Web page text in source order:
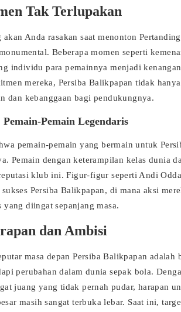
Tak Terlupakan
Anda rasakan saat menonton
Beberapa momen seperti
individu para pemainnya menjadi
mereka, Persiba Balikpapan tidak
dan kebanggaan bagi pendukungnya.
Pemain Legendaris
pemain-pemain yang bermain untuk
Pemain dengan keterampilan kelas dunia
klub ini. Figur-figur seperti Andi
Persiba Balikpapan, di mana aksi
diingat sepanjang masa.
dan Ambisi
masa depan Persiba Balikpapan
perubahan dalam dunia sepak bola.
juang yang tidak pernah pudar, harapan
masih sangat terbuka lebar. Saat ini,